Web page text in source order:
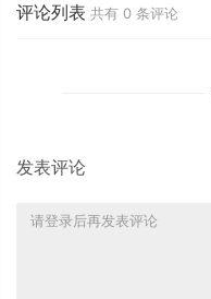
评论列表 共有 0 条评论
发表评论